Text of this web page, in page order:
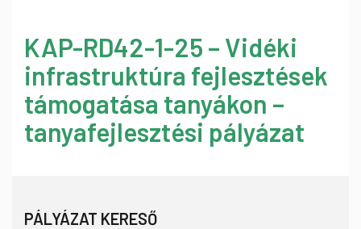
KAP-RD42-1-25 – Vidéki
infrastruktúra fejlesztések
támogatása tanyákon –
tanyafejlesztési pályázat
PÁLYÁZAT KERESŐ